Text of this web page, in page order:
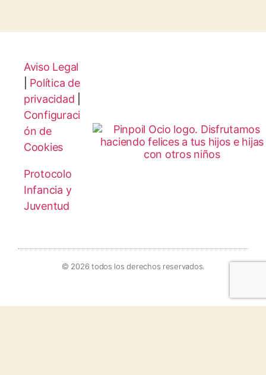
Aviso Legal
Política de
privacidad
Configuraci
ón de
Cookies
Protocolo
Infancia y
Juventud
© 2026 todos los derechos reservados.